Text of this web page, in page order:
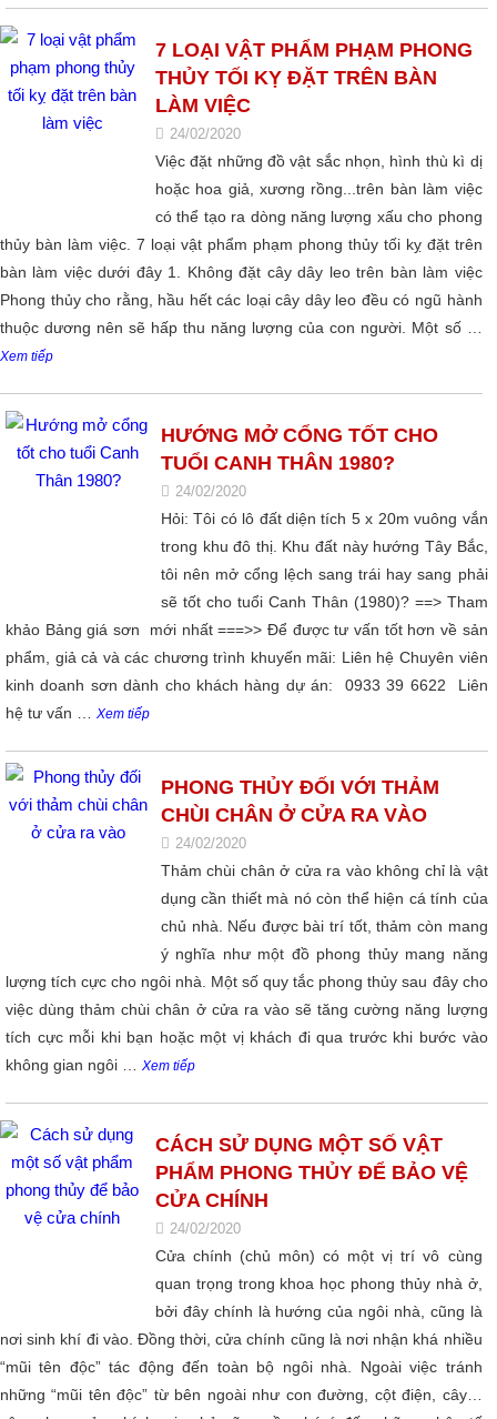
7 LOẠI VẬT PHẨM PHẠM PHONG
THỦY TỐI KỴ ĐẶT TRÊN BÀN
LÀM VIỆC
24/02/2020
Việc đặt những đồ vật sắc nhọn, hình thù kì dị
hoặc hoa giả, xương rồng...trên bàn làm việc
có thể tạo ra dòng năng lượng xấu cho phong
thủy bàn làm việc. 7 loại vật phẩm phạm phong thủy tối kỵ đặt trên
bàn làm việc dưới đây 1. Không đặt cây dây leo trên bàn làm việc
Phong thủy cho rằng, hầu hết các loại cây dây leo đều có ngũ hành
thuộc dương nên sẽ hấp thu năng lượng của con người. Một số …
Xem tiếp
HƯỚNG MỞ CỔNG TỐT CHO
TUỔI CANH THÂN 1980?
24/02/2020
Hỏi: Tôi có lô đất diện tích 5 x 20m vuông vắn
trong khu đô thị. Khu đất này hướng Tây Bắc,
tôi nên mở cổng lệch sang trái hay sang phải
sẽ tốt cho tuổi Canh Thân (1980)? ==> Tham
khảo Bảng giá sơn mới nhất ===>> Để được tư vấn tốt hơn về sản
phẩm, giả cả và các chương trình khuyến mãi: Liên hệ Chuyên viên
kinh doanh sơn dành cho khách hàng dự án: 0933 39 6622 Liên
hệ tư vấn … Xem tiếp
PHONG THỦY ĐỐI VỚI THẢM
CHÙI CHÂN Ở CỬA RA VÀO
24/02/2020
Thảm chùi chân ở cửa ra vào không chỉ là vật
dụng cần thiết mà nó còn thể hiện cá tính của
chủ nhà. Nếu được bài trí tốt, thảm còn mang
ý nghĩa như một đồ phong thủy mang năng
lượng tích cực cho ngôi nhà. Một số quy tắc phong thủy sau đây cho
việc dùng thảm chùi chân ở cửa ra vào sẽ tăng cường năng lượng
tích cực mỗi khi bạn hoặc một vị khách đi qua trước khi bước vào
không gian ngôi … Xem tiếp
CÁCH SỬ DỤNG MỘT SỐ VẬT
PHẨM PHONG THỦY ĐỂ BẢO VỆ
CỬA CHÍNH
24/02/2020
Cửa chính (chủ môn) có một vị trí vô cùng
quan trọng trong khoa học phong thủy nhà ở,
bởi đây chính là hướng của ngôi nhà, cũng là
nơi sinh khí đi vào. Đồng thời, cửa chính cũng là nơi nhận khá nhiều
“mũi tên độc” tác động đến toàn bộ ngôi nhà. Ngoài việc tránh
những “mũi tên độc” từ bên ngoài như con đường, cột điện, cây…